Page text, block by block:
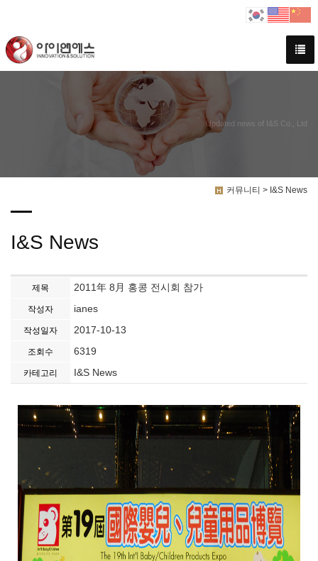
Updated news of I&S Co., Ltd
커뮤니티 > I&S News
I&S News
제목 2011年 8月 홍콩 전시회 참가
작성자 ianes
작성일자 2017-10-13
조회수 6319
카테고리 I&S News